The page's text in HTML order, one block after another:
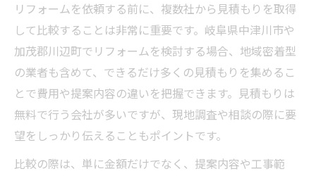
リフォームを依頼する前に、複数社から見積もりを取得
して比較することは非常に重要です。岐阜県中津川市や
加茂郡川辺町でリフォームを検討する場合、地域密着型
の業者も含めて、できるだけ多くの見積もりを集めるこ
とで費用や提案内容の違いを把握できます。見積もりは
無料で行う会社が多いですが、現地調査や相談の際に要
望をしっかり伝えることもポイントです。
比較の際は、単に金額だけでなく、提案内容や工事範